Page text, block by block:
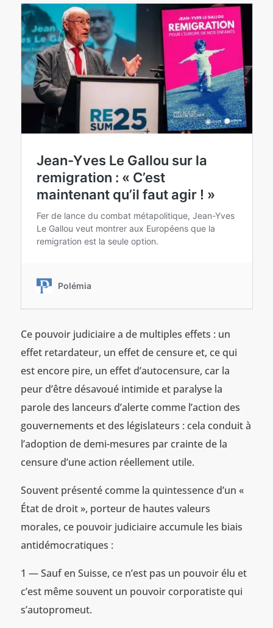
Ce pouvoir judiciaire a de multiples effets : un
effet retardateur, un effet de censure et, ce qui
est encore pire, un effet d’autocensure, car la
peur d’être désavoué intimide et paralyse la
parole des lanceurs d’alerte comme l’action des
gouvernements et des législateurs : cela conduit à
l’adoption de demi-mesures par crainte de la
censure d’une action réellement utile.
Souvent présenté comme la quintessence d’un «
État de droit », porteur de hautes valeurs
morales, ce pouvoir judiciaire accumule les biais
antidémocratiques :
1 — Sauf en Suisse, ce n’est pas un pouvoir élu et
c’est même souvent un pouvoir corporatiste qui
s’autopromeut.